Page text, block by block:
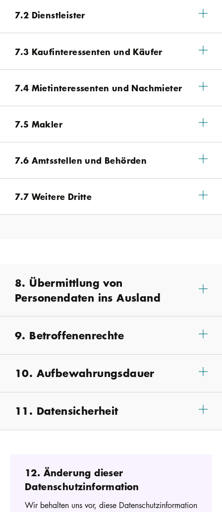
7.2 Dienstleister
7.3 Kaufinteressenten und Käufer
7.4 Mietinteressenten und Nachmieter
7.5 Makler
7.6 Amtsstellen und Behörden
7.7 Weitere Dritte
8. Übermittlung von
Personendaten ins Ausland
9. Betroffenenrechte
10. Aufbewahrungsdauer
11. Datensicherheit
12. Änderung dieser
Datenschutzinformation
Wir behalten uns vor, diese Datenschutzinformation